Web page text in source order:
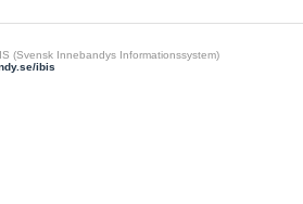
(Svensk Innebandys Informationssystem)
ibis